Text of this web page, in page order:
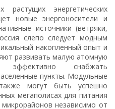
растущих энергетических
новые энергоносители и
источники (ветряки,
слепо следует модным
накопленный опыт и
развивать малую атомную
эффективно снабжать
пункты. Модульные
также могут быть успешно
мегаполисах для питания
независимо от